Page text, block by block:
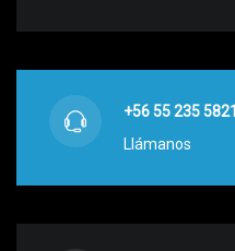
+56 55 235 5821
Llámanos